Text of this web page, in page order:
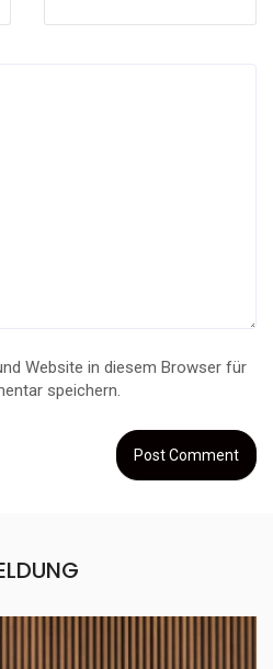
Website in diesem Browser für
speichern.